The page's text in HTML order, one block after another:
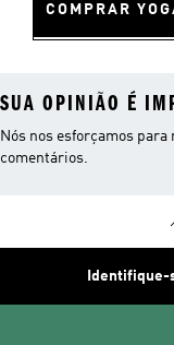
COMPRAR
SUA OPINIÃO É
Nós nos esforçamos
comentários.
Identifique-